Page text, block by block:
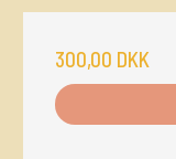
300,00 DKK